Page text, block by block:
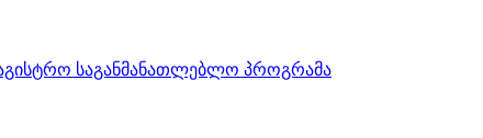
საგანმანათლებლო პროგრამა